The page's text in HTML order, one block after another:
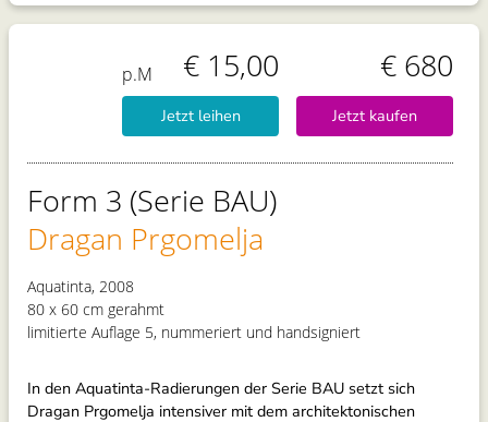
p.M € 15,00 € 680
Jetzt kaufen
Jetzt leihen
Form 3 (Serie BAU)
Dragan Prgomelja
Aquatinta, 2008
80 x 60 cm gerahmt
limitierte Auflage 5, nummeriert und handsigniert
In den Aquatinta-Radierungen der Serie BAU setzt sich
Dragan Prgomelja intensiver mit dem architektonischen